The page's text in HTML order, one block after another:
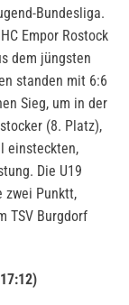
Bundesliga.
Empor Rostock
dem jüngsten
standen mit 6:6
Sieg, um in der
(8. Platz),
einsteckten,
Die U19
zwei Punktt,
TSV Burgdorf